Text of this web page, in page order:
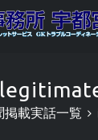
掲載実話一覧